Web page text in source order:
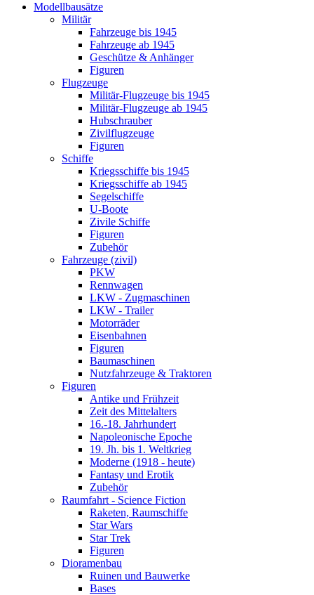
Modellbausätze
Militär
Fahrzeuge bis 1945
Fahrzeuge ab 1945
Geschütze & Anhänger
Figuren
Flugzeuge
Militär-Flugzeuge bis 1945
Militär-Flugzeuge ab 1945
Hubschrauber
Zivilflugzeuge
Figuren
Schiffe
Kriegsschiffe bis 1945
Kriegsschiffe ab 1945
Segelschiffe
U-Boote
Zivile Schiffe
Figuren
Zubehör
Fahrzeuge (zivil)
PKW
Rennwagen
LKW - Zugmaschinen
LKW - Trailer
Motorräder
Eisenbahnen
Figuren
Baumaschinen
Nutzfahrzeuge & Traktoren
Figuren
Antike und Frühzeit
Zeit des Mittelalters
16.-18. Jahrhundert
Napoleonische Epoche
19. Jh. bis 1. Weltkrieg
Moderne (1918 - heute)
Fantasy und Erotik
Zubehör
Raumfahrt - Science Fiction
Raketen, Raumschiffe
Star Wars
Star Trek
Figuren
Dioramenbau
Ruinen und Bauwerke
Bases